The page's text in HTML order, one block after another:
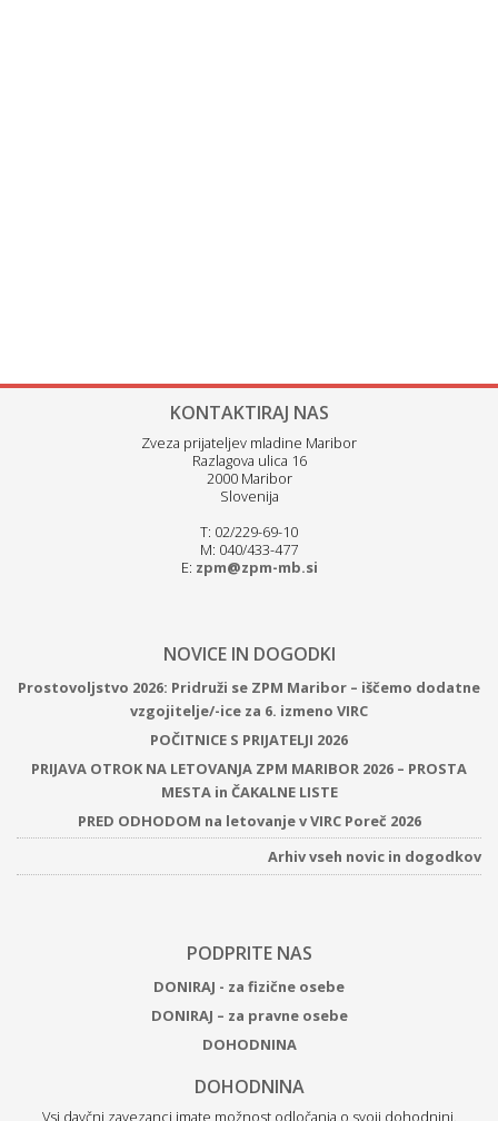
KONTAKTIRAJ NAS
Zveza prijateljev mladine Maribor
Razlagova ulica 16
2000 Maribor
Slovenija
T: 02/229-69-10
M: 040/433-477
E: zpm@zpm-mb.si
NOVICE IN DOGODKI
Prostovoljstvo 2026: Pridruži se ZPM Maribor – iščemo dodatne
vzgojitelje/-ice za 6. izmeno VIRC
POČITNICE S PRIJATELJI 2026
PRIJAVA OTROK NA LETOVANJA ZPM MARIBOR 2026 – PROSTA
MESTA in ČAKALNE LISTE
PRED ODHODOM na letovanje v VIRC Poreč 2026
Arhiv vseh novic in dogodkov
PODPRITE NAS
DONIRAJ - za fizične osebe
DONIRAJ – za pravne osebe
DOHODNINA
DOHODNINA
Vsi davčni zavezanci imate možnost odločanja o svoji dohodnini.